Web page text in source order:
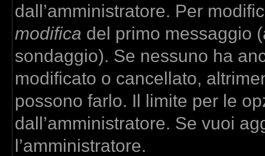
dall’amministratore. Per
modifica del primo messaggio
sondaggio). Se nessuno ha
modificato o cancellato,
possono farlo. Il limite per le
dall’amministratore. Se vuoi
l’amministratore.